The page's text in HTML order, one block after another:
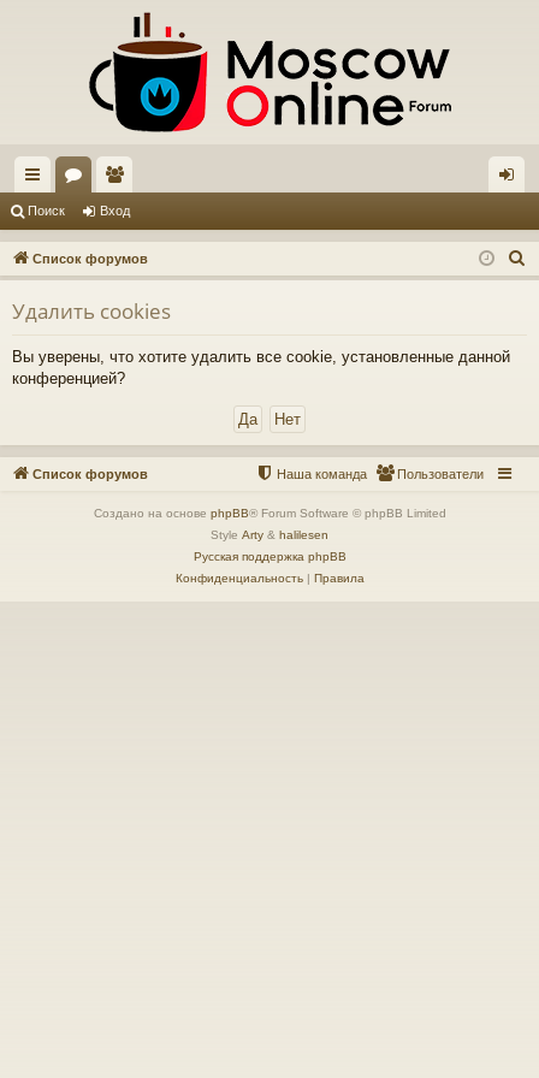
с
ы
лк
и
ум
ы
ол
ьз
ов
ат
ел
д
Поиск Вход
Список форумов
о
Удалить cookies
Вы уверены, что хотите удалить все cookie, установленные данной
конференцией?
Список форумов Пользователи
Наша команда
Создано на основе phpBB® Forum Software © phpBB Limited
Style Arty & halilesen
Русская поддержка phpBB
Конфиденциальность| Правила